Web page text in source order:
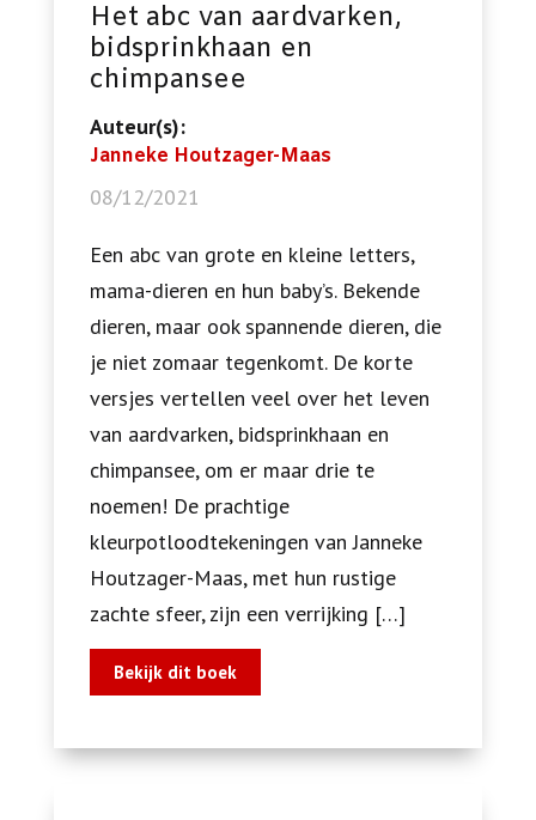
Het abc van aardvarken,
bidsprinkhaan en
chimpansee
Auteur(s):
Janneke Houtzager-Maas
08/12/2021
Een abc van grote en kleine letters,
mama-dieren en hun baby’s. Bekende
dieren, maar ook spannende dieren, die
je niet zomaar tegenkomt. De korte
versjes vertellen veel over het leven
van aardvarken, bidsprinkhaan en
chimpansee, om er maar drie te
noemen! De prachtige
kleurpotloodtekeningen van Janneke
Houtzager-Maas, met hun rustige
zachte sfeer, zijn een verrijking […]
Bekijk dit boek